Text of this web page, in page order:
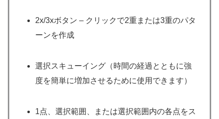
2x/3xボタン – クリックで2重または3重のパタ
ーンを作成
選択スキューイング（時間の経過とともに強
度を簡単に増加させるために使用できます）
1点、選択範囲、または選択範囲内の各点をス